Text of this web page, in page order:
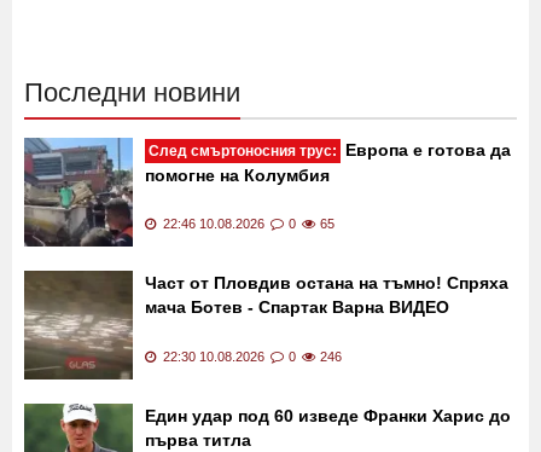
Последни новини
След смъртоносния трус:
Европа е готова да
помогне на Колумбия
22:46 10.08.2026 0 65
Част от Пловдив остана на тъмно! Спряха
мача Ботев - Спартак Варна ВИДЕО
22:30 10.08.2026 0 246
Един удар под 60 изведе Франки Харис до
първа титла